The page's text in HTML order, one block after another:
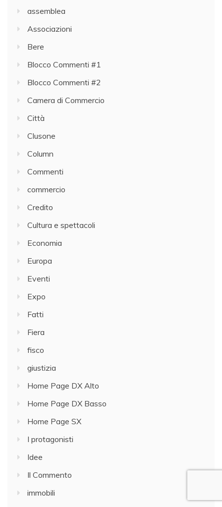
assemblea
Associazioni
Bere
Blocco Commenti #1
Blocco Commenti #2
Camera di Commercio
Città
Clusone
Column
Commenti
commercio
Credito
Cultura e spettacoli
Economia
Europa
Eventi
Expo
Fatti
Fiera
fisco
giustizia
Home Page DX Alto
Home Page DX Basso
Home Page SX
I protagonisti
Idee
Il Commento
immobili